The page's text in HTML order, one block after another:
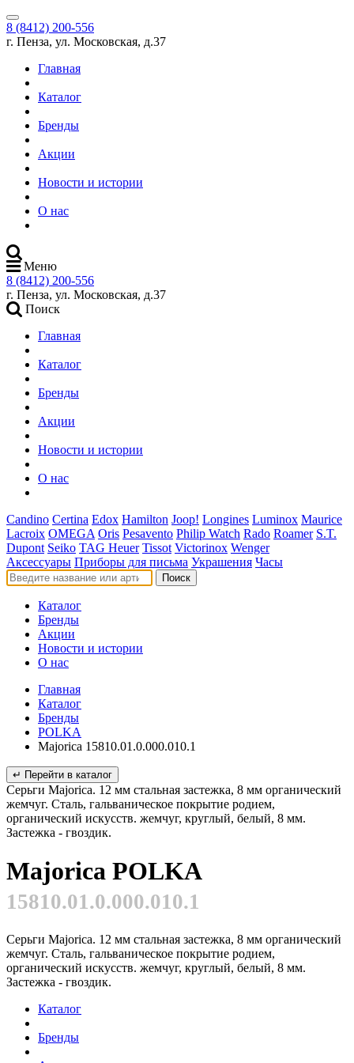
8 (8412) 200-556
г. Пенза, ул. Московская, д.37
Главная
Каталог
Бренды
Акции
Новости и истории
О нас
Меню
8 (8412) 200-556
г. Пенза, ул. Московская, д.37
Поиск
Главная
Каталог
Бренды
Акции
Новости и истории
О нас
Candino Certina Edox Hamilton Joop! Longines Luminox Maurice
Lacroix OMEGA Oris Pesavento Philip Watch Rado Roamer S.T.
Dupont Seiko TAG Heuer Tissot Victorinox Wenger
Аксессуары Приборы для письма Украшения Часы
Поиск
Каталог
Бренды
Акции
Новости и истории
О нас
Главная
Каталог
Бренды
POLKA
Majorica 15810.01.0.000.010.1
↵ Перейти в каталог
Серьги Majorica. 12 мм стальная застежка, 8 мм органический
жемчуг. Сталь, гальваническое покрытие родием,
органический искусств. жемчуг, круглый, белый, 8 мм.
Застежка - гвоздик.
Majorica POLKA
15810.01.0.000.010.1
Серьги Majorica. 12 мм стальная застежка, 8 мм органический
жемчуг. Сталь, гальваническое покрытие родием,
органический искусств. жемчуг, круглый, белый, 8 мм.
Застежка - гвоздик.
Каталог
Бренды